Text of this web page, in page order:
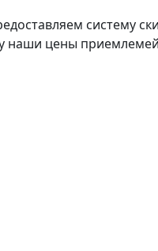
систему
наши цены